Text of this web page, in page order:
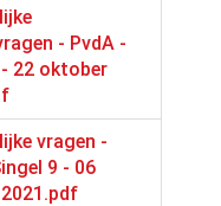
- PvdA -
22 oktober
vragen -
9 - 06